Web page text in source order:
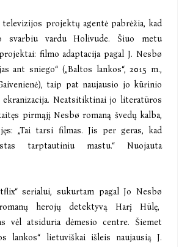
projektų agentė pabrėžia, kad
svarbiu vardu Holivude. Šiuo metu
filmo adaptacija pagal J. Nesbø
ant sniego“ („Baltos lankos“, 2015 m.,
taip pat naujausio jo kūrinio
ekranizacija. Neatsitiktinai jo literatūros
pirmąjį Nesbø romaną švedų kalba,
„Tai tarsi filmas. Jis per geras, kad
tarptautiniu mastu.“ Nuojauta
serialui, sukurtam pagal Jo Nesbø
herojų detektyvą Harį Hūlę,
vėl atsiduria dėmesio centre. Šiemet
lankos“ lietuviškai išleis naujausią J.